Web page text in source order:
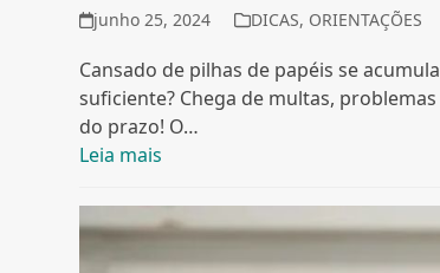
junho 25, 2024 DICAS, ORIENTAÇÕES
Cansado de pilhas de papéis se
suficiente? Chega de multas,
do prazo! O…
Leia mais